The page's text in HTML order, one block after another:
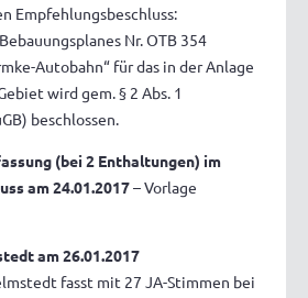
Empfehlungsbeschluss:
Nr. OTB 354
Autobahn“ für das in der Anlage
wird gem. § 2 Abs. 1
beschlossen.
(bei 2 Enthaltungen) im
am 24.01.2017– Vorlage
am 26.01.2017
fasst mit 27 JA-Stimmen bei